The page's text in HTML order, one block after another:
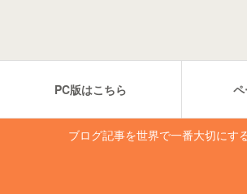
PC版はこちら
ブログ記事を世界で一番大切にす